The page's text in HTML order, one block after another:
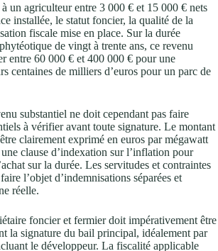
un agriculteur entre 3 000 € et 15 000 € nets
installée, le statut foncier, la qualité de la
fiscale mise en place. Sur la durée
de vingt à trente ans, ce revenu
entre 60 000 € et 400 000 € pour une
centaines de milliers d’euros pour un parc de
substantiel ne doit cependant pas faire
à vérifier avant toute signature. Le montant
clairement exprimé en euros par mégawatt
clause d’indexation sur l’inflation pour
sur la durée. Les servitudes et contraintes
l’objet d’indemnisations séparées et
réelle.
foncier et fermier doit impérativement être
la signature du bail principal, idéalement par
le développeur. La fiscalité applicable